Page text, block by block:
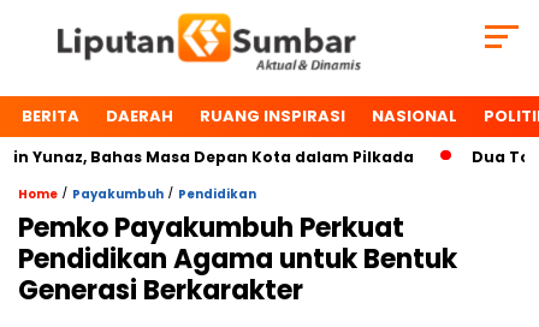
BERITA DAERAH RUANG INSPIRASI NASIONAL
Bahas Masa Depan Kota dalam Pilkada Dua Tokoh
Home / Payakumbuh / Pendidikan
Pemko Payakumbuh Perkuat
Pendidikan Agama untuk Bentuk
Generasi Berkarakter